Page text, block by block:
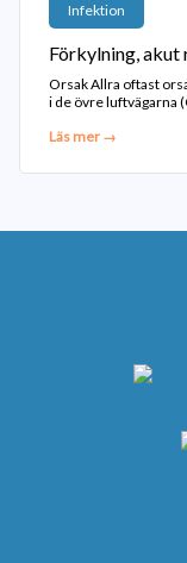
Infektion
Förkylning,
Orsak Allra oftast
i de övre luftvägarna
Läs mer →